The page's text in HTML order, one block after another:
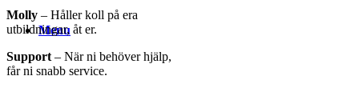
Menu
Molly – Håller koll på era
utbildningar, åt er.
Support – När ni behöver hjälp,
får ni snabb service.